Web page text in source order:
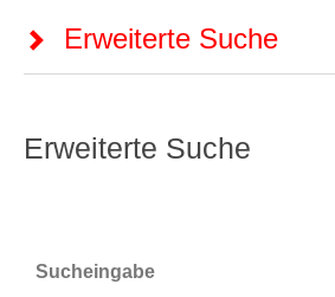
Erweiterte Suche
Erweiterte Suche
Sucheingabe